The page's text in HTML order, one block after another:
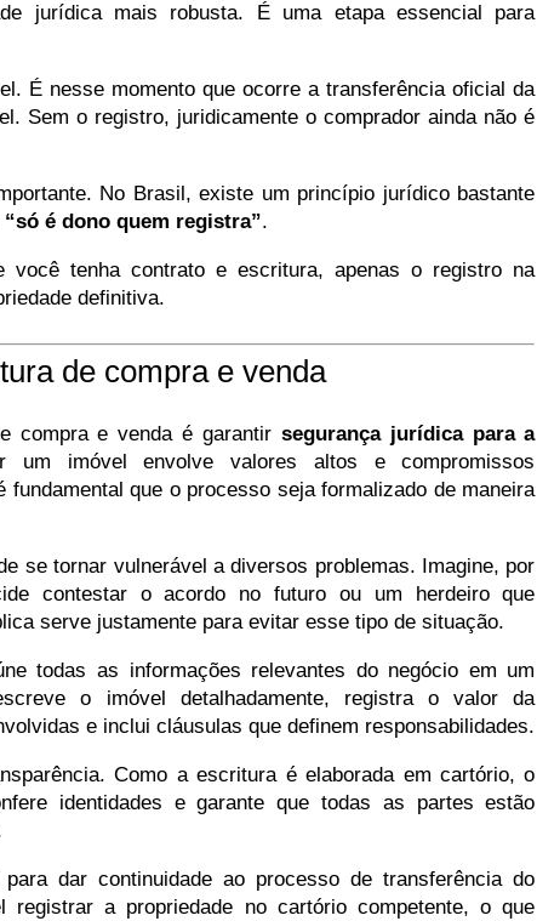
jurídica mais robusta. É uma etapa essencial para
É nesse momento que ocorre a transferência oficial da
Sem o registro, juridicamente o comprador ainda não é
No Brasil, existe um princípio jurídico bastante
“só é dono quem registra”.
você tenha contrato e escritura, apenas o registro na
definitiva.
de compra e venda
compra e venda é garantir segurança jurídica para a
um imóvel envolve valores altos e compromissos
que o processo seja formalizado de maneira
se tornar vulnerável a diversos problemas. Imagine, por
contestar o acordo no futuro ou um herdeiro que
serve justamente para evitar esse tipo de situação.
todas as informações relevantes do negócio em um
o imóvel detalhadamente, registra o valor da
e inclui cláusulas que definem responsabilidades.
Como a escritura é elaborada em cartório, o
identidades e garante que todas as partes estão
dar continuidade ao processo de transferência do
a propriedade no cartório competente, o que